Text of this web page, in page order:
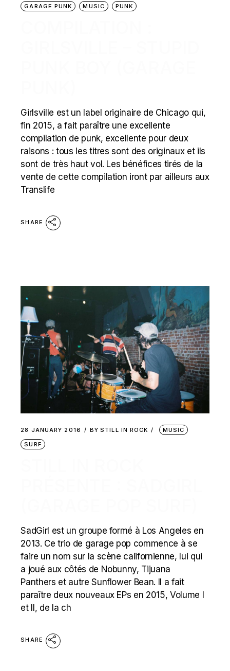
GARAGE PUNK MUSIC PUNK
Girlsville est un label originaire de Chicago qui,
fin 2015, a fait paraître une excellente
compilation de punk, excellente pour deux
raisons : tous les titres sont des originaux et ils
sont de très haut vol. Les bénéfices tirés de la
vente de cette compilation iront par ailleurs aux
Translife
SHARE
28 JANUARY 2016 BY STILL IN ROCK
MUSIC
SURF
SadGirl est un groupe formé à Los Angeles en
2013. Ce trio de garage pop commence à se
faire un nom sur la scène californienne, lui qui
a joué aux côtés de Nobunny, Tijuana
Panthers et autre Sunflower Bean. Il a fait
paraître deux nouveaux EPs en 2015, Volume I
et II, de la ch
SHARE